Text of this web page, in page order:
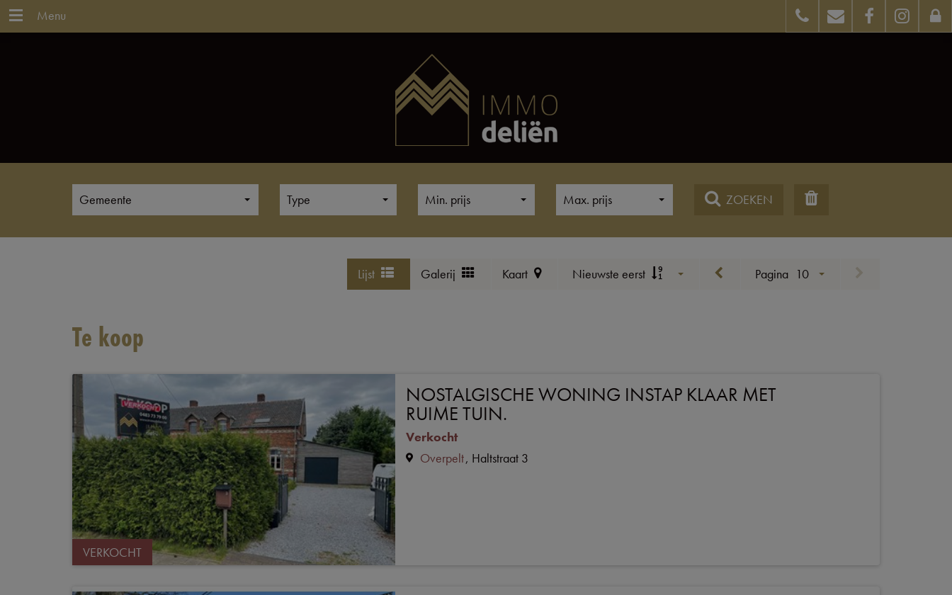
Menu
Gemeente Type Min. prijs Max. prijs ZOEKEN
Galerij
Lijst Kaart Nieuwste eerst Pagina 10
Te koop
VERKOCHT
NOSTALGISCHE WONING INSTAP KLAAR MET
RUIME TUIN.
Verkocht
Overpelt Haltstraat 3